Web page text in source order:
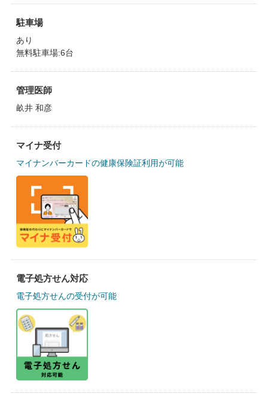
駐車場
あり
無料駐車場:6台
管理医師
畝井 和彦
マイナ受付
マイナンバーカードの健康保険証利用が可能
電子処方せん対応
電子処方せんの受付が可能